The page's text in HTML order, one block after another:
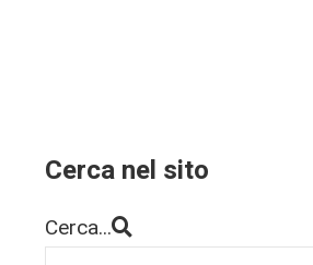
Cerca nel sito
Cerca...